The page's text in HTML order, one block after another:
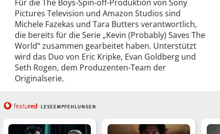
Für die The Boys-Spin-off-Produktion von Sony
Pictures Television und Amazon Studios sind
Michele Fazekas und Tara Butters verantwortlich,
die bereits für die Serie „Kevin (Probably) Saves The
World“ zusammen gearbeitet haben. Unterstützt
wird das Duo von Eric Kripke, Evan Goldberg und
Seth Rogen, dem Produzenten-Team der
Originalserie.
featured LESEEMPFEHLUNGEN